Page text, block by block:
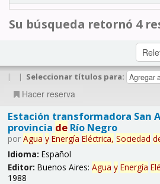
Su búsqueda retornó 4
| | Seleccionar títulos para:
Hacer reserva
Estación transformadora San
provincia deRío Negro
por Agua y Energía Eléctrica, Sociedad
Idioma: Español
Editor: Buenos Aires: Agua y Energía
1988